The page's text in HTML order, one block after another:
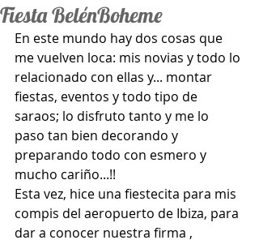
Fiesta BelénBoheme
En este mundo hay dos cosas que
me vuelven loca: mis novias y todo lo
relacionado con ellas y... montar
fiestas, eventos y todo tipo de
saraos; lo disfruto tanto y me lo
paso tan bien decorando y
preparando todo con esmero y
mucho cariño...!!
Esta vez, hice una fiestecita para mis
compis del aeropuerto de Ibiza, para
dar a conocer nuestra firma ,